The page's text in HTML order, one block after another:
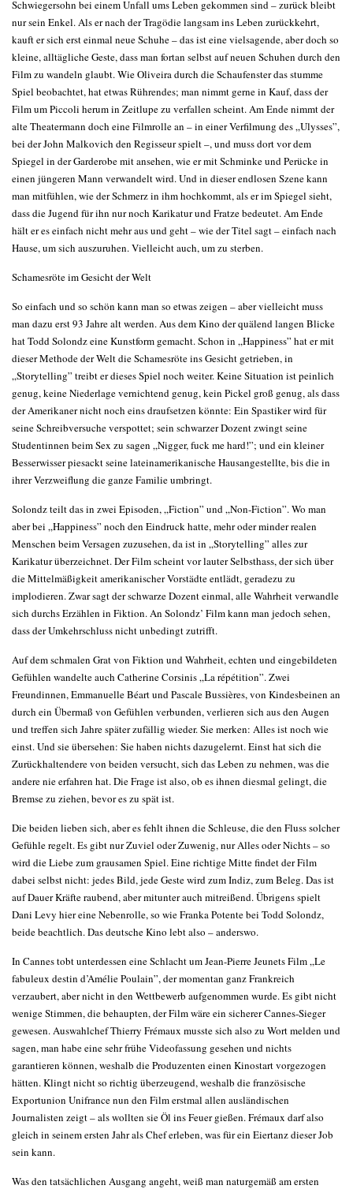
Schwiegersohn bei einem Unfall ums Leben gekommen sind – zurück bleibt
nur sein Enkel. Als er nach der Tragödie langsam ins Leben zurückkehrt,
kauft er sich erst einmal neue Schuhe – das ist eine vielsagende, aber doch so
kleine, alltägliche Geste, dass man fortan selbst auf neuen Schuhen durch den
Film zu wandeln glaubt. Wie Oliveira durch die Schaufenster das stumme
Spiel beobachtet, hat etwas Rührendes; man nimmt gerne in Kauf, dass der
Film um Piccoli herum in Zeitlupe zu verfallen scheint. Am Ende nimmt der
alte Theatermann doch eine Filmrolle an – in einer Verfilmung des „Ulysses”,
bei der John Malkovich den Regisseur spielt –, und muss dort vor dem
Spiegel in der Garderobe mit ansehen, wie er mit Schminke und Perücke in
einen jüngeren Mann verwandelt wird. Und in dieser endlosen Szene kann
man mitfühlen, wie der Schmerz in ihm hochkommt, als er im Spiegel sieht,
dass die Jugend für ihn nur noch Karikatur und Fratze bedeutet. Am Ende
hält er es einfach nicht mehr aus und geht – wie der Titel sagt – einfach nach
Hause, um sich auszuruhen. Vielleicht auch, um zu sterben.
Schamesröte im Gesicht der Welt
So einfach und so schön kann man so etwas zeigen – aber vielleicht muss
man dazu erst 93 Jahre alt werden. Aus dem Kino der quälend langen Blicke
hat Todd Solondz eine Kunstform gemacht. Schon in „Happiness” hat er mit
dieser Methode der Welt die Schamesröte ins Gesicht getrieben, in
„Storytelling” treibt er dieses Spiel noch weiter. Keine Situation ist peinlich
genug, keine Niederlage vernichtend genug, kein Pickel groß genug, als dass
der Amerikaner nicht noch eins draufsetzen könnte: Ein Spastiker wird für
seine Schreibversuche verspottet; sein schwarzer Dozent zwingt seine
Studentinnen beim Sex zu sagen „Nigger, fuck me hard!”; und ein kleiner
Besserwisser piesackt seine lateinamerikanische Hausangestellte, bis die in
ihrer Verzweiflung die ganze Familie umbringt.
Solondz teilt das in zwei Episoden, „Fiction” und „Non-Fiction”. Wo man
aber bei „Happiness” noch den Eindruck hatte, mehr oder minder realen
Menschen beim Versagen zuzusehen, da ist in „Storytelling” alles zur
Karikatur überzeichnet. Der Film scheint vor lauter Selbsthass, der sich über
die Mittelmäßigkeit amerikanischer Vorstädte entlädt, geradezu zu
implodieren. Zwar sagt der schwarze Dozent einmal, alle Wahrheit verwandle
sich durchs Erzählen in Fiktion. An Solondz’ Film kann man jedoch sehen,
dass der Umkehrschluss nicht unbedingt zutrifft.
Auf dem schmalen Grat von Fiktion und Wahrheit, echten und eingebildeten
Gefühlen wandelte auch Catherine Corsinis „La répétition”. Zwei
Freundinnen, Emmanuelle Béart und Pascale Bussières, von Kindesbeinen an
durch ein Übermaß von Gefühlen verbunden, verlieren sich aus den Augen
und treffen sich Jahre später zufällig wieder. Sie merken: Alles ist noch wie
einst. Und sie übersehen: Sie haben nichts dazugelernt. Einst hat sich die
Zurückhaltendere von beiden versucht, sich das Leben zu nehmen, was die
andere nie erfahren hat. Die Frage ist also, ob es ihnen diesmal gelingt, die
Bremse zu ziehen, bevor es zu spät ist.
Die beiden lieben sich, aber es fehlt ihnen die Schleuse, die den Fluss solcher
Gefühle regelt. Es gibt nur Zuviel oder Zuwenig, nur Alles oder Nichts – so
wird die Liebe zum grausamen Spiel. Eine richtige Mitte findet der Film
dabei selbst nicht: jedes Bild, jede Geste wird zum Indiz, zum Beleg. Das ist
auf Dauer Kräfte raubend, aber mitunter auch mitreißend. Übrigens spielt
Dani Levy hier eine Nebenrolle, so wie Franka Potente bei Todd Solondz,
beide beachtlich. Das deutsche Kino lebt also – anderswo.
In Cannes tobt unterdessen eine Schlacht um Jean-Pierre Jeunets Film „Le
fabuleux destin d’Amélie Poulain”, der momentan ganz Frankreich
verzaubert, aber nicht in den Wettbewerb aufgenommen wurde. Es gibt nicht
wenige Stimmen, die behaupten, der Film wäre ein sicherer Cannes-Sieger
gewesen. Auswahlchef Thierry Frémaux musste sich also zu Wort melden und
sagen, man habe eine sehr frühe Videofassung gesehen und nichts
garantieren können, weshalb die Produzenten einen Kinostart vorgezogen
hätten. Klingt nicht so richtig überzeugend, weshalb die französische
Exportunion Unifrance nun den Film erstmal allen ausländischen
Journalisten zeigt – als wollten sie Öl ins Feuer gießen. Frémaux darf also
gleich in seinem ersten Jahr als Chef erleben, was für ein Eiertanz dieser Job
sein kann.
Was den tatsächlichen Ausgang angeht, weiß man naturgemäß am ersten